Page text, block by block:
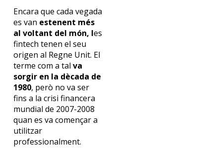
Encara que cada vegada
es van estenent més
al voltant del món, les
fintech tenen el seu
origen al Regne Unit. El
terme com a tal va
sorgir en la dècada de
1980, però no va ser
fins a la crisi financera
mundial de 2007-2008
quan es va començar a
utilitzar
professionalment.